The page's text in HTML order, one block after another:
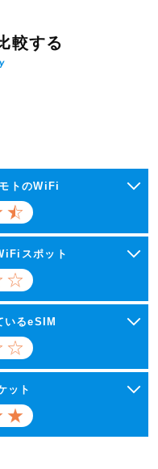
較する
トのWiFi
スポット
いるeSIM
ット